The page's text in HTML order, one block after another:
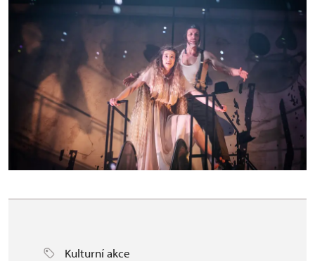
Kulturní akce